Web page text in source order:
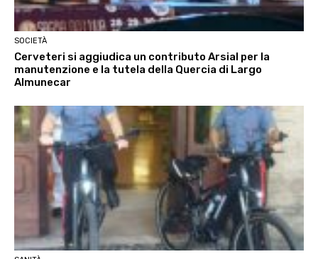
SOCIETÀ
Cerveteri si aggiudica un contributo Arsial per la
manutenzione e la tutela della Quercia di Largo
Almunecar